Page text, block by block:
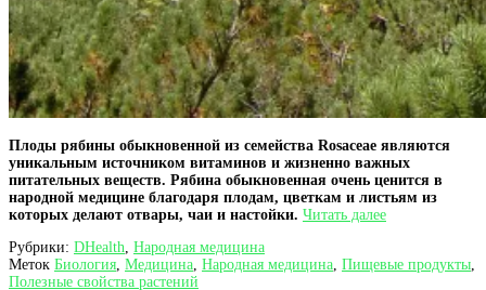
Плоды рябины обыкновенной из семейства Rosaceae являются
уникальным источником витаминов и жизненно важных
питательных веществ. Рябина обыкновенная очень ценится в
народной медицине благодаря плодам, цветкам и листьям из
которых делают отвары, чаи и настойки. Читать далееПлоды
полезные
Рубрики: DHealth Народная медицина
Меток Биология Медицина Народная медицина Пищевые продукты
Полезные свойства растений